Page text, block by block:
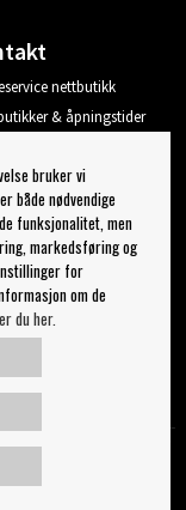
nettbutikk
& åpningstider
OK
bruker vi
både nødvendige
funksjonalitet, men
markedsføring og
for
om de
du her.